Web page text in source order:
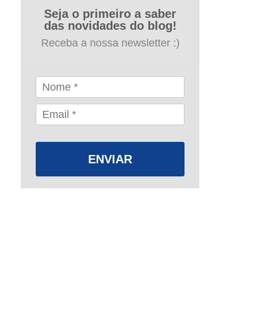
Seja o primeiro a saber
das novidades do blog!
Receba a nossa newsletter :)
ENVIAR